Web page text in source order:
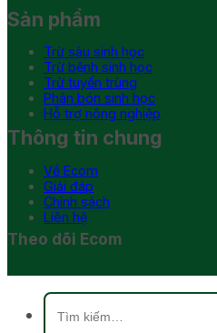
Sản phẩm
Trừ sâu sinh học
Trừ bệnh sinh học
Trừ tuyến trùng
Phân bón sinh học
Hỗ trợ nông nghiệp
Thông tin chung
Về Ecom
Giải đáp
Chính sách
Liên hệ
Theo dõi Ecom
Tìm
kiếm: